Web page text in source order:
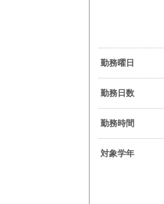
勤務曜日
勤務日数
勤務時間
対象学年